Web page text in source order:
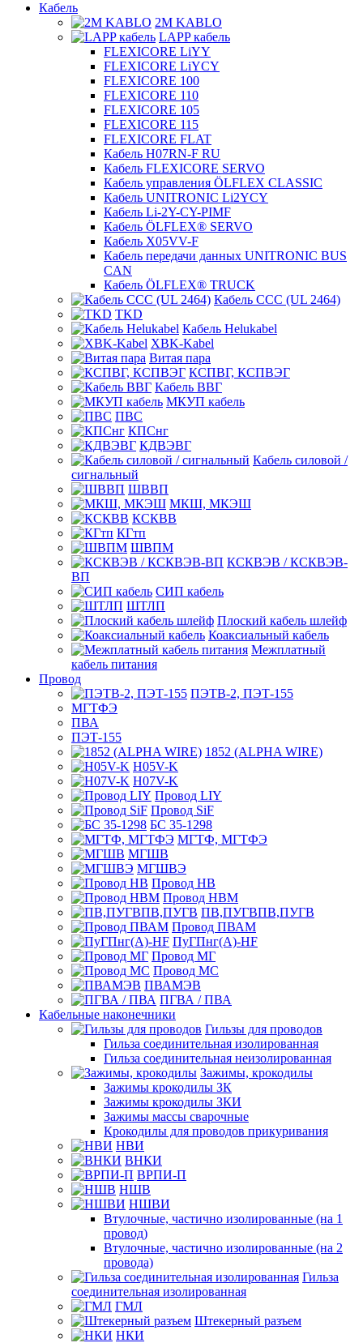
Кабель
2M KABLO
LAPP кабель
FLEXICORE LiYY
FLEXICORE LiYCY
FLEXICORE 100
FLEXICORE 110
FLEXICORE 105
FLEXICORE 115
FLEXICORE FLAT
Кабель H07RN-F RU
Кабель FLEXICORE SERVO
Кабель управления ÖLFLEX CLASSIC
Кабель UNITRONIC Li2YCY
Кабель Li-2Y-CY-PIMF
Кабель ÖLFLEX® SERVO
Кабель X05VV-F
Кабель передачи данных UNITRONIC BUS
CAN
Кабель ÖLFLEX® TRUCK
Кабель CCC (UL 2464)
TKD
Кабель Helukabel
XBK-Kabel
Витая пара
КСПВГ, КСПВЭГ
Кабель ВВГ
МКУП кабель
ПВС
КПСнг
КДВЭВГ
Кабель силовой /
сигнальный
ШВВП
МКШ, МКЭШ
КСКВВ
КГтп
ШВПМ
КСКВЭВ / КСКВЭВ-
ВП
СИП кабель
ШТЛП
Плоский кабель шлейф
Коаксиальный кабель
Межплатный
кабель питания
Провод
ПЭТВ-2, ПЭТ-155
МГТФЭ
ПВА
ПЭТ-155
1852 (ALPHA WIRE)
H05V-K
H07V-K
Провод LIY
Провод SiF
БС 35-1298
МГТФ, МГТФЭ
МГШВ
МГШВЭ
Провод НВ
Провод НВМ
ПВ,ПУГВПВ,ПУГВ
Провод ПВАМ
ПуГПнг(A)-HF
Провод МГ
Провод МС
ПВАМЭВ
ПГВА / ПВА
Кабельные наконечники
Гильзы для проводов
Гильза соединительная изолированная
Гильза соединительная неизолированная
Зажимы, крокодилы
Зажимы крокодилы ЗК
Зажимы крокодилы ЗКИ
Зажимы массы сварочные
Крокодилы для проводов прикуривания
НВИ
ВНКИ
ВРПИ-П
НШВ
НШВИ
Втулочные, частично изолированные (на 1
провод)
Втулочные, частично изолированные (на 2
провода)
Гильза
соединительная изолированная
ГМЛ
Штекерный разъем
НКИ